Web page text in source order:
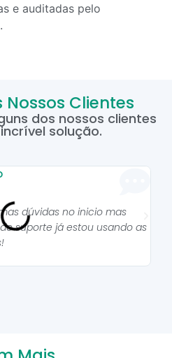
e auditadas pelo
Clientes
dos nossos clientes
solução.
dúvidas no inicio mas
suporte já estou usando as